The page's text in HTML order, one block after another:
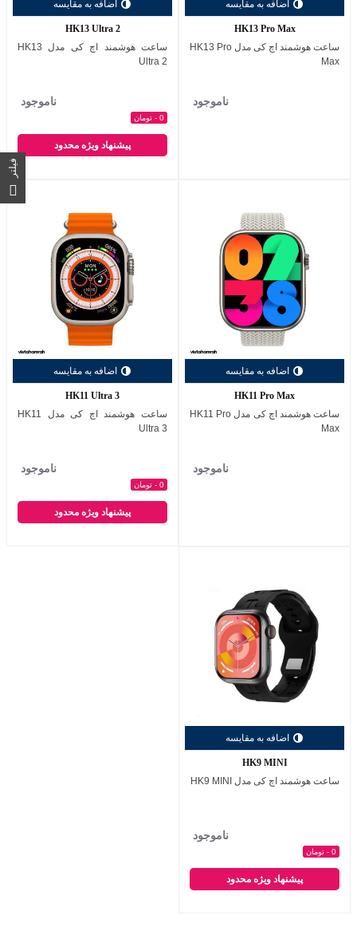
اضافه به مقایسه
HK13 Pro Max
ساعت هوشمند اچ کی مدل HK13 Pro
Max
ناموجود
اضافه به مقایسه
HK13 Ultra 2
ساعت هوشمند اچ کی مدل HK13
Ultra 2
ناموجود
0 - تومان
پیشنهاد ویژه محدود
اضافه به مقایسه
HK11 Pro Max
ساعت هوشمند اچ کی مدل HK11 Pro
Max
ناموجود
اضافه به مقایسه
HK11 Ultra 3
ساعت هوشمند اچ کی مدل HK11
Ultra 3
ناموجود
0 - تومان
پیشنهاد ویژه محدود
اضافه به مقایسه
HK9 MINI
ساعت هوشمند اچ کی مدل HK9 MINI
ناموجود
0 - تومان
پیشنهاد ویژه محدود
فیلتر